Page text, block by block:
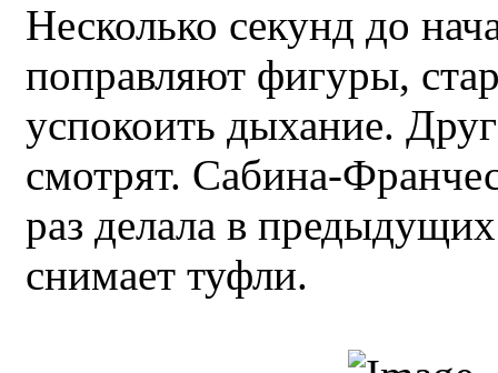
Несколько секунд до
поправляют фигуры,
успокоить дыхание.
смотрят. Сабина-
раз делала в
снимает туфли.